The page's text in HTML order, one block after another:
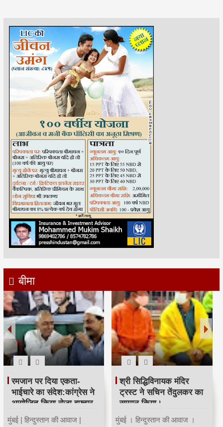
बीमा
रमजान पर दिया एकता-
भाईचारे का संदेश:कांग्रेस ने
आयोजित किया रोजा इफ्तार
मुंबई | हिन्दुस्तान की आवाज |
श्री सिद्धिविनायक मंदिर
ट्रस्ट ने सचिन तेंदुलकर का
सम्मान किया।
मुंबई । हिन्दुस्तान की आवाज ।